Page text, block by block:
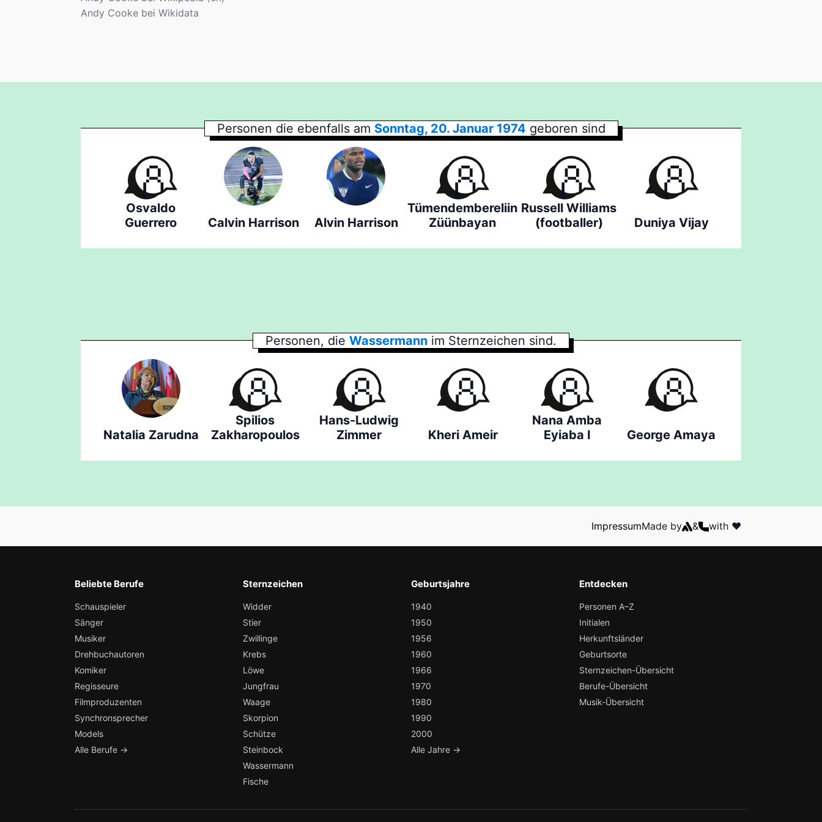
Andy Cooke bei Wikidata
Personen die ebenfalls am Sonntag, 20. Januar 1974 geboren sind
Osvaldo
Guerrero
Calvin Harrison Alvin Harrison
Tümendembereliin
Züünbayan
Russell Williams
(footballer)
Duniya Vijay
Personen, die Wassermann im Sternzeichen sind.
Natalia Zarudna
Spilios
Zakharopoulos
Hans-Ludwig
Zimmer
Kheri Ameir
Nana Amba
Eyiaba I
George Amaya
ImpressumMade by & with ❤️
Beliebte Berufe
Schauspieler
Sänger
Musiker
Drehbuchautoren
Komiker
Regisseure
Filmproduzenten
Synchronsprecher
Models
Alle Berufe →
Sternzeichen
Widder
Stier
Zwillinge
Krebs
Löwe
Jungfrau
Waage
Skorpion
Schütze
Steinbock
Wassermann
Fische
Geburtsjahre
1940
1950
1956
1960
1966
1970
1980
1990
2000
Alle Jahre →
Entdecken
Personen A–Z
Initialen
Herkunftsländer
Geburtsorte
Sternzeichen-Übersicht
Berufe-Übersicht
Musik-Übersicht